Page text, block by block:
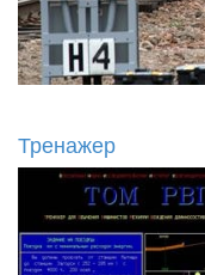
Тренажер